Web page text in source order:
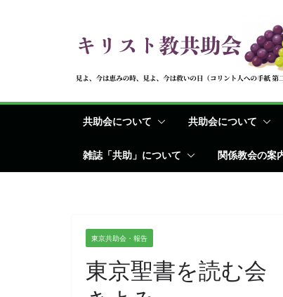
へ
共助会について 共助会について
雑誌「共助」について 関係教会の案
東京共助会・報告
東京聖書を読む